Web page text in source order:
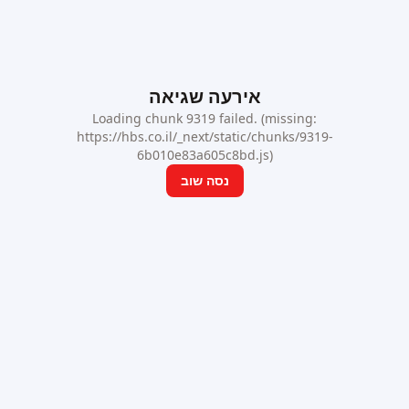
אירעה שגיאה
Loading chunk 9319 failed. (missing:
https://hbs.co.il/_next/static/chunks/9319-
6b010e83a605c8bd.js)